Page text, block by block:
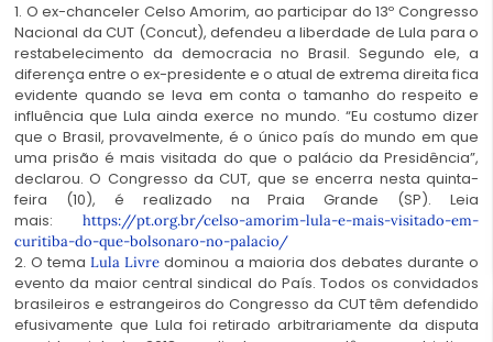
1. O ex-chanceler Celso Amorim, ao participar do 13º Congresso
Nacional da CUT (Concut), defendeu a liberdade de Lula para o
restabelecimento da democracia no Brasil. Segundo ele, a
diferença entre o ex-presidente e o atual de extrema direita fica
evidente quando se leva em conta o tamanho do respeito e
influência que Lula ainda exerce no mundo. “Eu costumo dizer
que o Brasil, provavelmente, é o único país do mundo em que
uma prisão é mais visitada do que o palácio da Presidência”,
declarou. O Congresso da CUT, que se encerra nesta quinta-
feira (10), é realizado na Praia Grande (SP). Leia
mais: https://pt.org.br/celso-amorim-lula-e-mais-visitado-em-
curitiba-do-que-bolsonaro-no-palacio/
2. O temaLula Livre dominou a maioria dos debates durante o
evento da maior central sindical do País. Todos os convidados
brasileiros e estrangeiros do Congresso da CUT têm defendido
efusivamente que Lula foi retirado arbitrariamente da disputa